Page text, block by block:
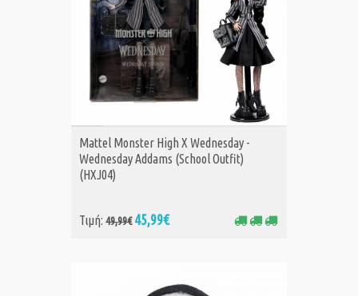
ΑΓΟΡΑ
Mattel Monster High X Wednesday -
Wednesday Addams (School Outfit)
(HXJ04)
Τιμή: 49,99€ 45,99€